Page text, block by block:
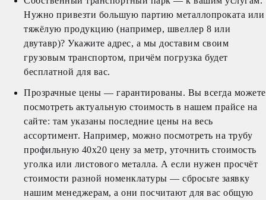
Нужно привезти большую партию металлопроката или
тяжёлую продукцию (например, швеллер 8 или
двутавр)? Укажите адрес, а мы доставим своим
грузовым транспортом, причём погрузка будет
бесплатной для вас.
Прозрачные цены — гарантированы. Вы всегда можете
посмотреть актуальную стоимость в нашем прайсе на
сайте: там указаны последние цены на весь
ассортимент. Например, можно посмотреть на трубу
профильную 40х20 цену за метр, уточнить стоимость
уголка или листового металла. А если нужен просчёт
стоимости разной номенклатуры — сбросьте заявку
нашим менеджерам, а они посчитают для вас общую